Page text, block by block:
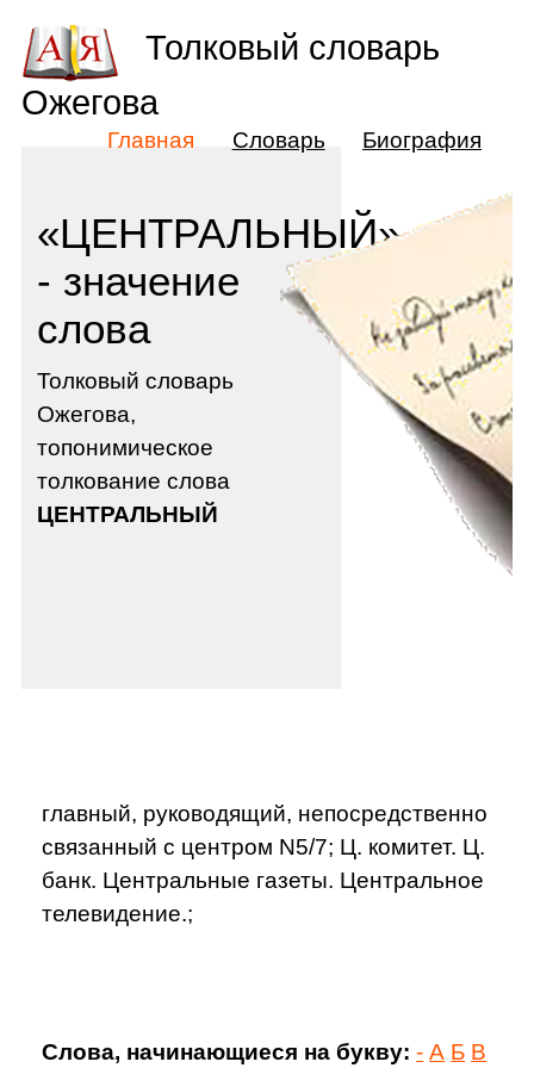
«ЦЕНТРАЛЬНЫЙ»
- значение
слова
Толковый словарь
Ожегова,
топонимическое
толкование слова
ЦЕНТРАЛЬНЫЙ
главный, руководящий, непосредственно
связанный с центром N5/7; Ц. комитет. Ц.
банк. Центральные газеты. Центральное
телевидение.;
Слова, начинающиеся на букву: - А Б В
Толковый словарь
Ожегова
Главная Словарь Биография